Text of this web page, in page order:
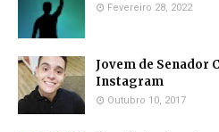
Fevereiro 28, 2022
Jovem de Senador
Instagram
Outubro 10, 2017